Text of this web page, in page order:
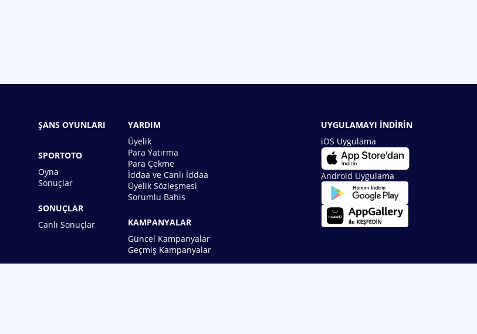
ŞANS OYUNLARI
SPORTOTO
Oyna
Sonuçlar
SONUÇLAR
Canlı Sonuçlar
YARDIM
Üyelik
Para Yatırma
Para Çekme
İddaa ve Canlı İddaa
Üyelik Sözleşmesi
Sorumlu Bahis
KAMPANYALAR
Güncel Kampanyalar
Geçmiş Kampanyalar
UYGULAMAYI İNDİRİN
iOS Uygulama
Android Uygulama